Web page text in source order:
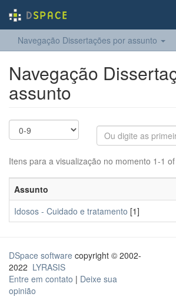
Navegação Dissertações por assunto
Navegação
assunto
Itens para a visualização no momento 1-1 of
Assunto
Idosos - Cuidado e tratamento [1]
DSpace software copyright © 2002-
2022 LYRASIS
Entre em contato | Deixe sua
opinião